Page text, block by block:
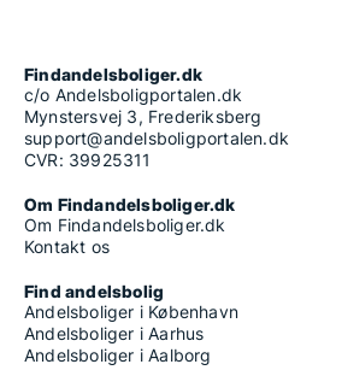
Findandelsboliger.dk
c/o Andelsboligportalen.dk
Mynstersvej 3, Frederiksberg
support@andelsboligportalen.dk
CVR: 39925311
Om Findandelsboliger.dk
Om Findandelsboliger.dk
Kontakt os
Find andelsbolig
Andelsboliger i København
Andelsboliger i Aarhus
Andelsboliger i Aalborg